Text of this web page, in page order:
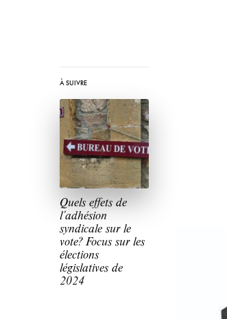
À SUIVRE
Quels effets de
l’adhésion
syndicale sur le
vote? Focus sur les
élections
législatives de
2024